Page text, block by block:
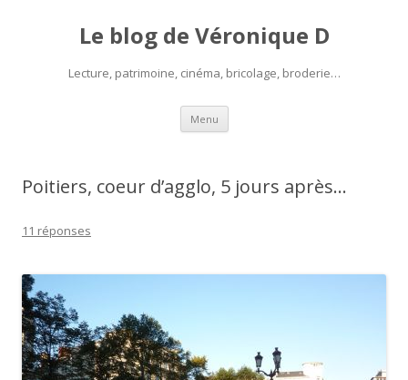
Le blog de Véronique D
Lecture, patrimoine, cinéma, bricolage, broderie…
Menu Aller
contenu
Poitiers, coeur d’agglo, 5 jours après…
11 réponses